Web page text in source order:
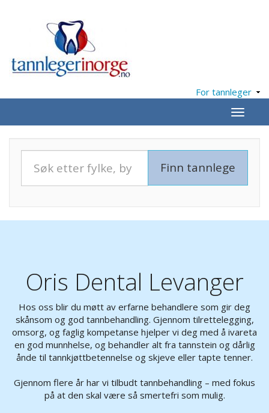
For tannleger
Meny
Oris Dental Levanger
Hos oss blir du møtt av erfarne behandlere som gir deg
skånsom og god tannbehandling. Gjennom tilrettelegging,
omsorg, og faglig kompetanse hjelper vi deg med å ivareta
en god munnhelse, og behandler alt fra tannstein og dårlig
ånde til tannkjøttbetennelse og skjeve eller tapte tenner.
Gjennom flere år har vi tilbudt tannbehandling – med fokus
på at den skal være så smertefri som mulig.